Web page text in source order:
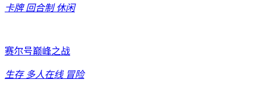
卡牌 回合制 休闲
赛尔号巅峰之战
生存 多人在线 冒险